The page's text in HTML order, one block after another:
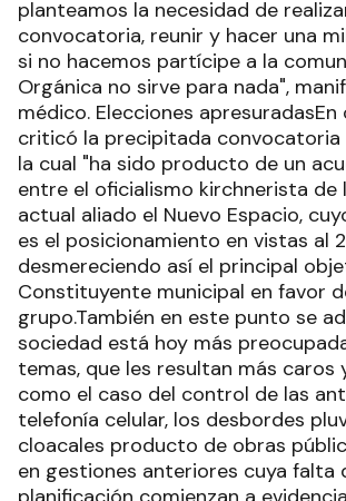
planteamos la necesidad de
convocatoria, reunir y hacer una
si no hacemos partícipe a la
Orgánica no sirve para nada",
médico. Elecciones
criticó la precipitada convocatoria
la cual "ha sido producto de un
entre el oficialismo kirchnerista de
actual aliado el Nuevo Espacio,
es el posicionamiento en vistas al
desmereciendo así el principal
Constituyente municipal en favor
grupo.También en este punto se
sociedad está hoy más
temas, que les resultan más caros
como el caso del control de las
telefonía celular, los desbordes
cloacales producto de obras
en gestiones anteriores cuya falta